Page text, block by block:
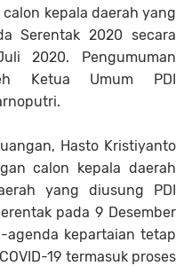
kepala daerah yang
Serentak 2020 secara
2020. Pengumuman
Ketua Umum PDI
Hasto Kristiyanto
calon kepala daerah
yang diusung PDI
pada 9 Desember
kepartaian tetap
19 termasuk proses